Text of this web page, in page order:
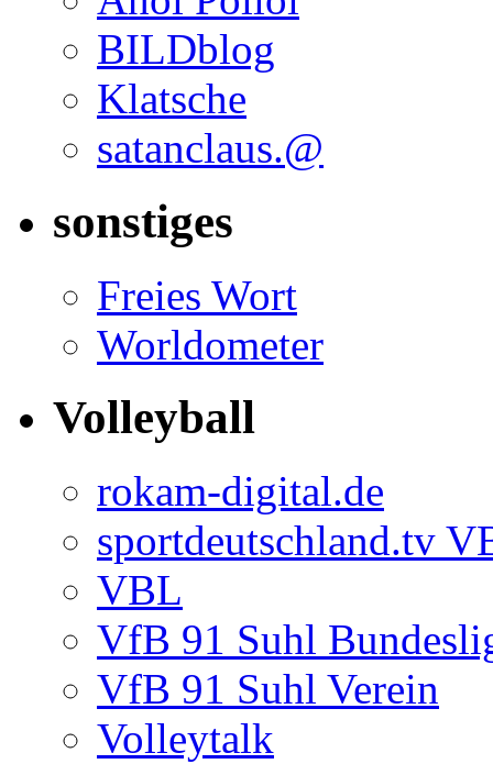
BILDblog
Klatsche
satanclaus.@
sonstiges
Freies Wort
Worldometer
Volleyball
rokam-digital.de
sportdeutschland.tv
VBL
VfB 91 Suhl
VfB 91 Suhl Verein
Volleytalk